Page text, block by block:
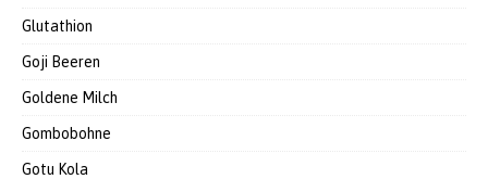
Glutathion
Goji Beeren
Goldene Milch
Gombobohne
Gotu Kola